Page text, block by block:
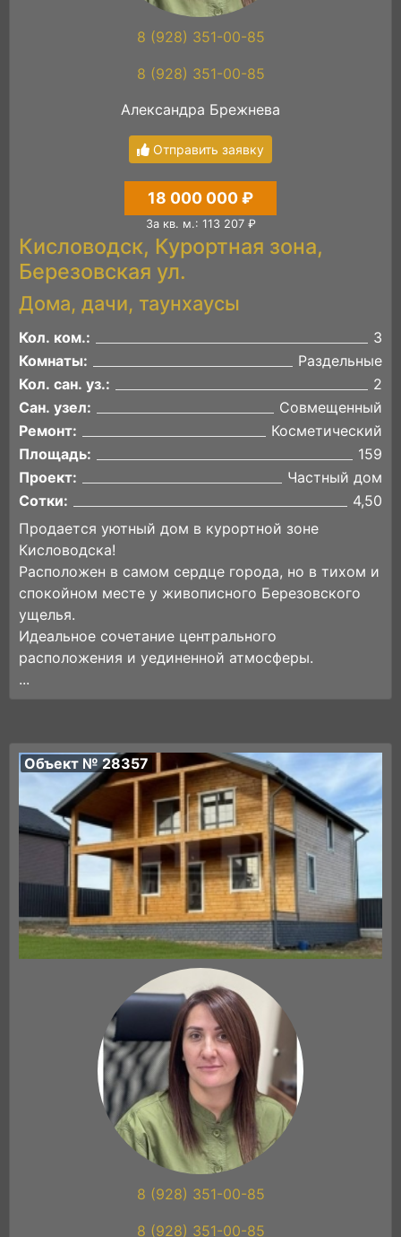
8 (928) 351-00-85
8 (928) 351-00-85
Александра Брежнева
Отправить заявку
18 000 000 ₽
За кв. м.: 113 207 ₽
Кисловодск, Курортная зона,
Березовская ул.
Дома, дачи, таунхаусы
Кол. ком.:
3
Комнаты:
Раздельные
Кол. сан. уз.:
2
Сан. узел:
Совмещенный
Ремонт:
Косметический
Площадь:
159
Проект:
Частный дом
Сотки:
4,50
Продается уютный дом в курортной зоне
Кисловодска!
Расположен в самом сердце города, но в тихом и
спокойном месте у живописного Березовского
ущелья.
Идеальное сочетание центрального
расположения и уединенной атмосферы.
...
Объект № 28357
8 (928) 351-00-85
8 (928) 351-00-85